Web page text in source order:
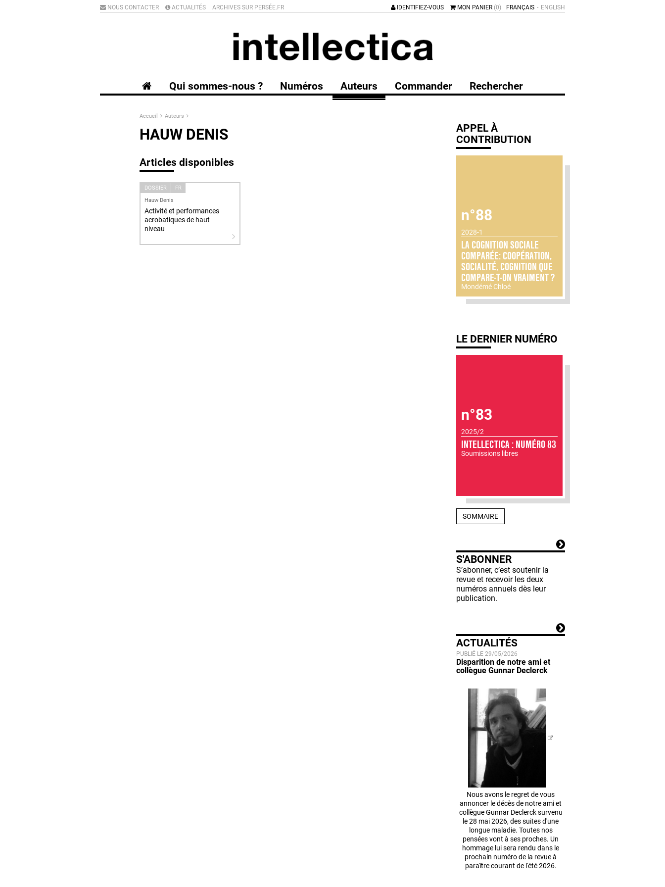
ENGLISH
FRANÇAIS
IDENTIFIEZ-VOUS MON PANIER (0)
NOUS CONTACTER ACTUALITÉS ARCHIVES SUR PERSÉE.FR
Qui sommes-nous ? Numéros Auteurs Commander Rechercher
Accueil Auteurs
HAUW DENIS
Articles disponibles
DOSSIER
FR
Hauw Denis
Activité et performances
acrobatiques de haut
niveau
APPEL À
CONTRIBUTION
n°88
2028-1
LA COGNITION SOCIALE
COMPARÉE: COOPÉRATION,
SOCIALITÉ, COGNITION QUE
COMPARE-T-ON VRAIMENT ?
Mondémé Chloé
LE DERNIER NUMÉRO
n°83
2025/2
INTELLECTICA : NUMÉRO 83
Soumissions libres
SOMMAIRE
S'ABONNER
S’abonner, c’est soutenir la
revue et recevoir les deux
numéros annuels dès leur
publication.
ACTUALITÉS
PUBLIÉ LE 29/05/2026
Disparition de notre ami et
collègue Gunnar Declerck
Nous avons le regret de vous
annoncer le décès de notre ami et
collègue Gunnar Declerck survenu
le 28 mai 2026, des suites d'une
longue maladie. Toutes nos
pensées vont à ses proches. Un
hommage lui sera rendu dans le
prochain numéro de la revue à
paraître courant de l'été 2026.